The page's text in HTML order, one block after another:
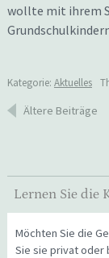
wollte mit ihrem
Kategorie: Aktuelles
Beitragsnavigation
Ältere Beiträge
Lernen Sie die
Möchten Sie die
Sie sie privat oder